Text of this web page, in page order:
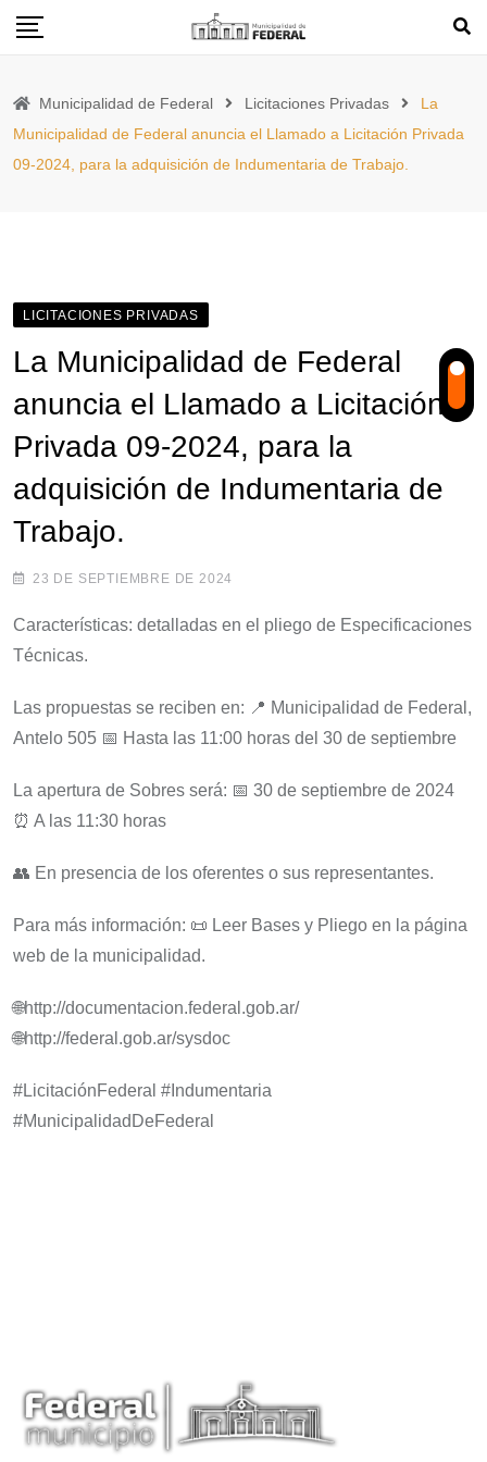
Skip
Municipalidad de Federal Licitaciones Privadas
La
Municipalidad de Federal anuncia el Llamado a Licitación Privada
09-2024, para la adquisición de Indumentaria de Trabajo.
LICITACIONES PRIVADAS
La Municipalidad de Federal
anuncia el Llamado a Licitación
Privada 09-2024, para la
adquisición de Indumentaria de
Trabajo.
23 DE SEPTIEMBRE DE 2024
Características: detalladas en el pliego de Especificaciones
Técnicas.
Las propuestas se reciben en: 📍 Municipalidad de Federal,
Antelo 505 📅 Hasta las 11:00 horas del 30 de septiembre
La apertura de Sobres será: 📅 30 de septiembre de 2024
⏰ A las 11:30 horas
👥 En presencia de los oferentes o sus representantes.
Para más información: 📜 Leer Bases y Pliego en la página
web de la municipalidad.
🌐http://documentacion.federal.gob.ar/
🌐http://federal.gob.ar/sysdoc
#LicitaciónFederal #Indumentaria
#MunicipalidadDeFederal